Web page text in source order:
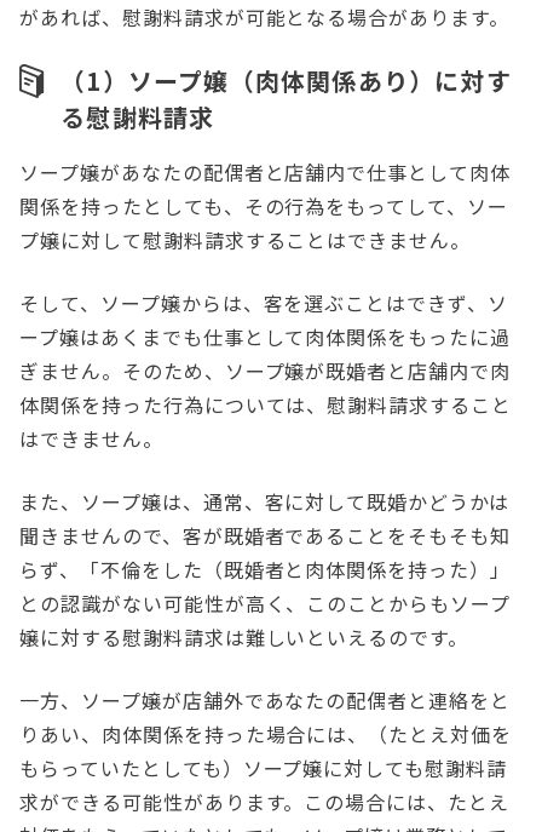
があれば、慰謝料請求が可能となる場合があります。
（1）ソープ嬢（肉体関係あり）に対す
る慰謝料請求
ソープ嬢があなたの配偶者と店舗内で仕事として肉体
関係を持ったとしても、その行為をもってして、ソー
プ嬢に対して慰謝料請求することはできません。
そして、ソープ嬢からは、客を選ぶことはできず、ソ
ープ嬢はあくまでも仕事として肉体関係をもったに過
ぎません。そのため、ソープ嬢が既婚者と店舗内で肉
体関係を持った行為については、慰謝料請求すること
はできません。
また、ソープ嬢は、通常、客に対して既婚かどうかは
聞きませんので、客が既婚者であることをそもそも知
らず、「不倫をした（既婚者と肉体関係を持った）」
との認識がない可能性が高く、このことからもソープ
嬢に対する慰謝料請求は難しいといえるのです。
一方、ソープ嬢が店舗外であなたの配偶者と連絡をと
りあい、肉体関係を持った場合には、（たとえ対価を
もらっていたとしても）ソープ嬢に対しても慰謝料請
求ができる可能性があります。この場合には、たとえ